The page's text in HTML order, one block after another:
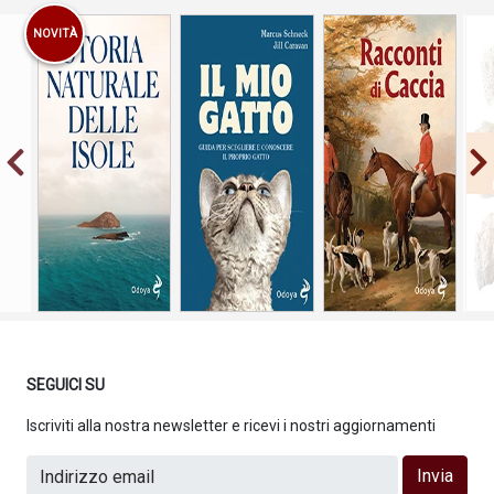
NOVITÀ
Guida per
scegliere e
conoscere il
proprio gatto
SEGUICI SU
Iscriviti alla nostra newsletter e ricevi i nostri aggiornamenti
Invia